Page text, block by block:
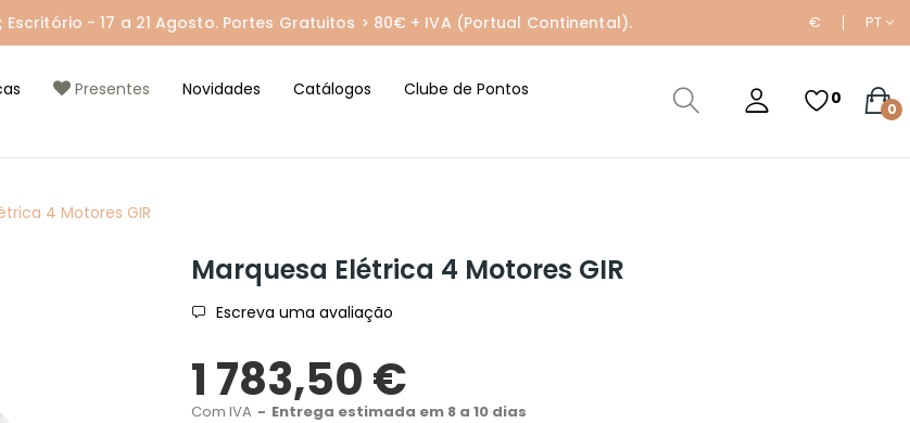
- 17 a 21 Agosto. Portes Gratuitos > 80€ + IVA (Portual Continental). € PT
Presentes Novidades Catálogos
Clube de Pontos
0
0
4 Motores GIR
Marquesa Elétrica 4 Motores GIR
Escreva uma avaliação
1 783,50 €
Com IVA Entrega estimada em 8 a 10 dias